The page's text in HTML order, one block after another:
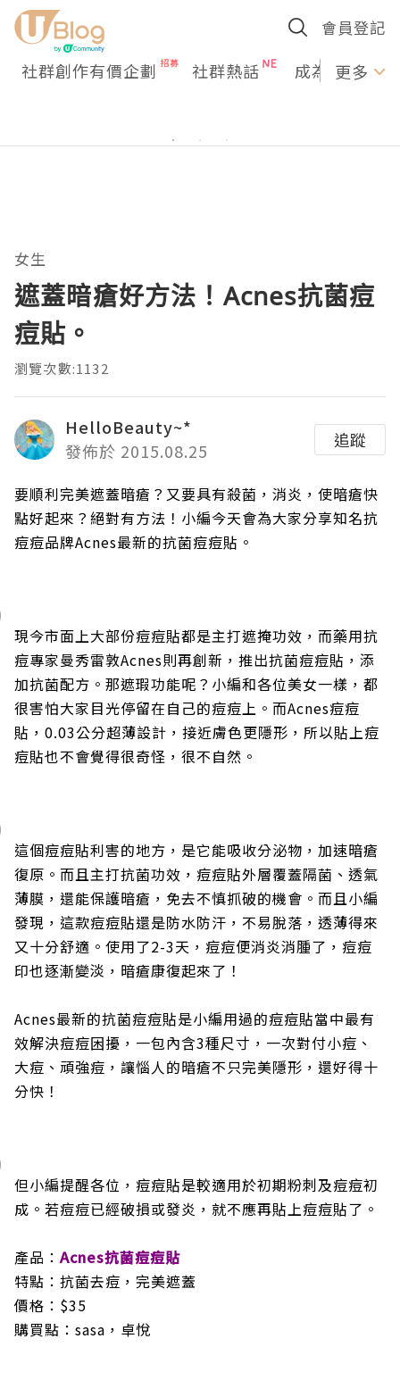
會員登記
社群創作有價企劃 社群熱話 成為U更多
女生
遮蓋暗瘡好方法！Acnes抗菌痘
痘貼。
瀏覽次數:1132
HelloBeauty~*
發佈於 2015.08.25
追蹤
要順利完美遮蓋暗瘡？又要具有殺菌，消炎，使暗瘡快
點好起來？絕對有方法！小編今天會為大家分享知名抗
痘痘品牌Acnes最新的抗菌痘痘貼。
現今市面上大部份痘痘貼都是主打遮掩功效，而藥用抗
痘專家曼秀雷敦Acnes則再創新，推出抗菌痘痘貼，添
加抗菌配方。那遮瑕功能呢？小編和各位美女一樣，都
很害怕大家目光停留在自己的痘痘上。而Acnes痘痘
貼，0.03公分超薄設計，接近膚色更隱形，所以貼上痘
痘貼也不會覺得很奇怪，很不自然。
這個痘痘貼利害的地方，是它能吸收分泌物，加速暗瘡
復原。而且主打抗菌功效，痘痘貼外層覆蓋隔菌、透氣
薄膜，還能保護暗瘡，免去不慎抓破的機會。而且小編
發現，這款痘痘貼還是防水防汗，不易脫落，透薄得來
又十分舒適。使用了2-3天，痘痘便消炎消腫了，痘痘
印也逐漸變淡，暗瘡康復起來了！
Acnes最新的抗菌痘痘貼是小編用過的痘痘貼當中最有
效解決痘痘困擾，一包內含3種尺寸，一次對付小痘、
大痘、頑強痘，讓惱人的暗瘡不只完美隱形，還好得十
分快！
但小編提醒各位，痘痘貼是較適用於初期粉刺及痘痘初
成。若痘痘已經破損或發炎，就不應再貼上痘痘貼了。
產品：Acnes抗菌痘痘貼
特點：抗菌去痘，完美遮蓋
價格：$35
購買點：sasa，卓悅